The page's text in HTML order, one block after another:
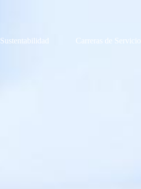
Sustentabilidad Carreras de Servicio